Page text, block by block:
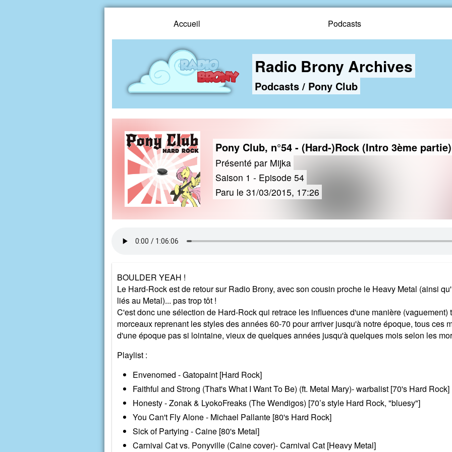
Accueil Podcasts
Radio Brony Archives
Podcasts / Pony Club
Pony Club, n°54 - (Hard-)Rock (Intro 3ème partie)
Présenté par Mijka
Saison 1 - Episode 54
Paru le 31/03/2015, 17:26
BOULDER YEAH !
Le Hard-Rock est de retour sur Radio Brony, avec son cousin proche le Heavy Metal (ainsi
liés au Metal)... pas trop tôt !
C'est donc une sélection de Hard-Rock qui retrace les influences d'une manière (vaguement)
morceaux reprenant les styles des années 60-70 pour arriver jusqu'à notre époque, tous ces
d'une époque pas si lointaine, vieux de quelques années jusqu'à quelques mois selon les
Playlist :
Envenomed - Gatopaint [Hard Rock]
Faithful and Strong (That's What I Want To Be) (ft. Metal Mary)- warbalist [70's Hard Rock]
Honesty - Zonak & LyokoFreaks (The Wendigos) [70’s style Hard Rock, "bluesy"]
You Can't Fly Alone - Michael Pallante [80's Hard Rock]
Sick of Partying - Caine [80's Metal]
Carnival Cat vs. Ponyville (Caine cover)- Carnival Cat [Heavy Metal]